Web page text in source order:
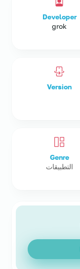
Developer
grok
Version
Genre
التطبيقات